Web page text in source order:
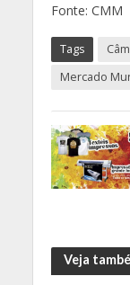
Fonte: CMM
Tags
Mercado
Veja